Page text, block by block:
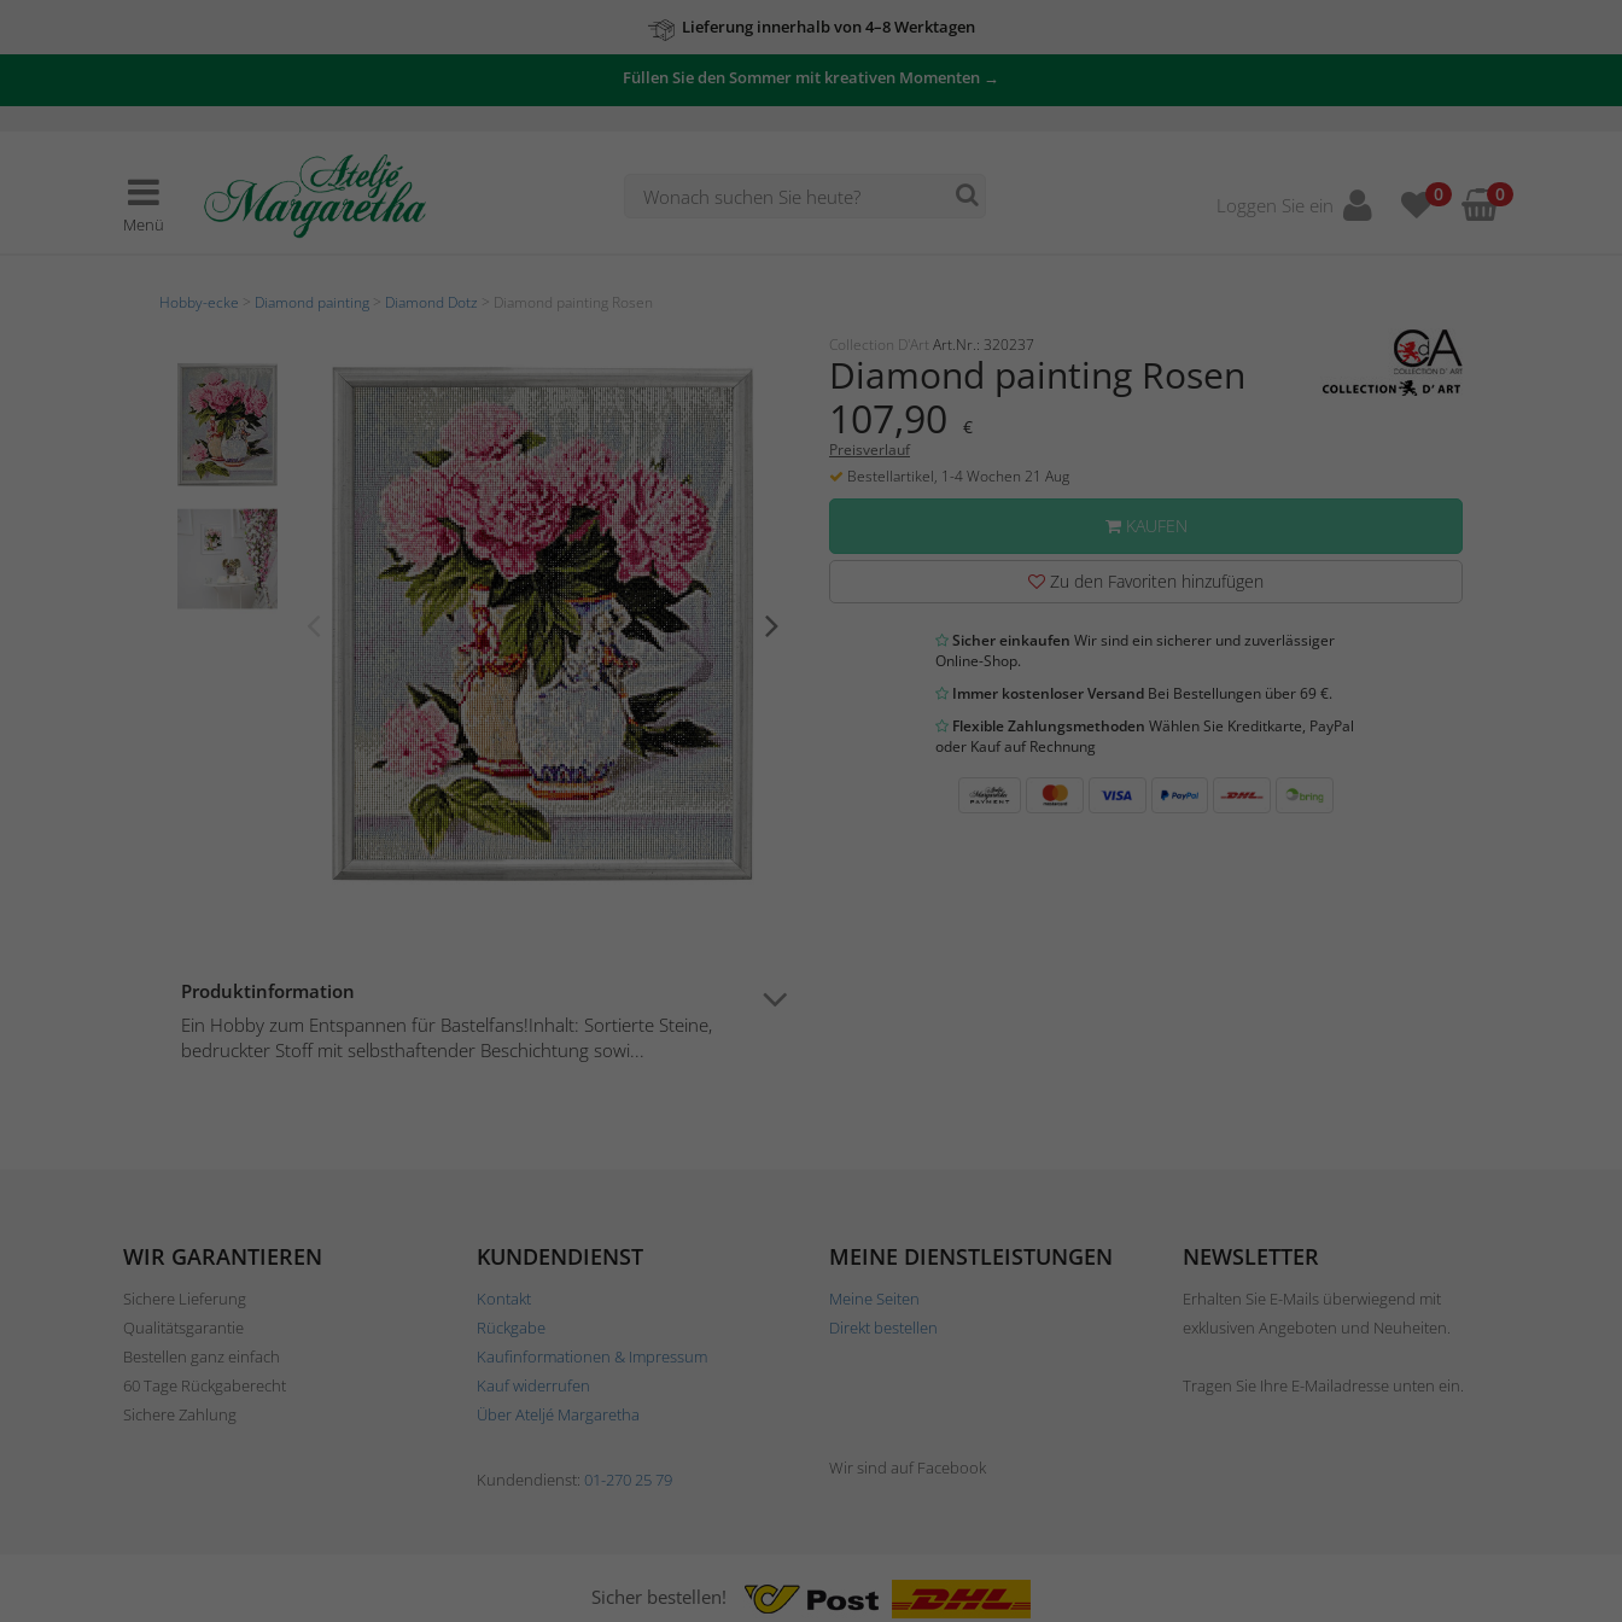
Lieferung innerhalb von 4–8 Werktagen
Füllen Sie den Sommer mit kreativen Momenten →
Menü
Loggen Sie ein 0 0
Hobby-ecke Diamond painting Diamond Dotz > Diamond painting Rosen
Produktinformation
Ein Hobby zum Entspannen für Bastelfans!Inhalt: Sortierte Steine,
bedruckter Stoff mit selbsthaftender Beschichtung sowi...
Collection D'Art Art.Nr.: 320237
Diamond painting Rosen
107,90 €
Preisverlauf
Bestellartikel, 1-4 Wochen 21 Aug
KAUFEN
Zu den Favoriten hinzufügen
Sicher einkaufen Wir sind ein sicherer und zuverlässiger
Online-Shop.
Immer kostenloser VersandBei Bestellungen über 69 €.
Flexible Zahlungsmethoden Wählen Sie Kreditkarte, PayPal
oder Kauf auf Rechnung
WIR GARANTIEREN
Sichere Lieferung
Qualitätsgarantie
Bestellen ganz einfach
60 Tage Rückgaberecht
Sichere Zahlung
KUNDENDIENST
Kontakt
Rückgabe
Kaufinformationen & Impressum
Kauf widerrufen
Über Ateljé Margaretha
MEINE DIENSTLEISTUNGEN
Meine Seiten
Direkt bestellen
NEWSLETTER
Erhalten Sie E-Mails überwiegend mit
exklusiven Angeboten und Neuheiten.
Tragen Sie Ihre E-Mailadresse unten ein.
Kundendienst: 01-270 25 79
Wir sind auf Facebook
Sicher bestellen!